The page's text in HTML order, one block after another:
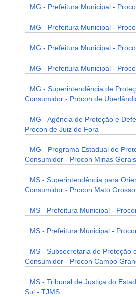
MG - Prefeitura Municipal -
MG - Prefeitura Municipal -
MG - Prefeitura Municipal -
MG - Prefeitura Municipal -
MG - Superintendência de
Consumidor - Procon de
MG - Agência de Proteção e
Procon de Juiz de Fora
MG - Programa Estadual de
Consumidor - Procon Minas
MS - Superintendência para
Consumidor - Procon Mato
MS - Prefeitura Municipal -
MS - Prefeitura Municipal -
MS - Subsecretaria de Proteção
Consumidor - Procon Campo
MS - Tribunal de Justiça do
Sul - TJMS